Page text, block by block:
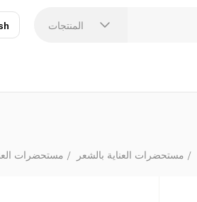
المنتجات
مستحضرات مستحضرات العناية بالشعر